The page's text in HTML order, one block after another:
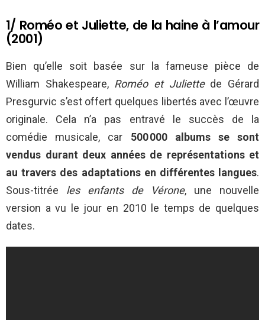
1/ Roméo et Juliette, de la haine à l’amour
(2001)
Bien qu’elle soit basée sur la fameuse pièce de
William Shakespeare, Roméo et Juliettede Gérard
Presgurvic s’est offert quelques libertés avec l’œuvre
originale. Cela n’a pas entravé le succès de la
comédie musicale, car 500 000 albums se sont
vendus durant deux années de représentations et
au travers des adaptations en différentes langues.
Sous-titrée les enfants de Vérone, une nouvelle
version a vu le jour en 2010 le temps de quelques
dates.